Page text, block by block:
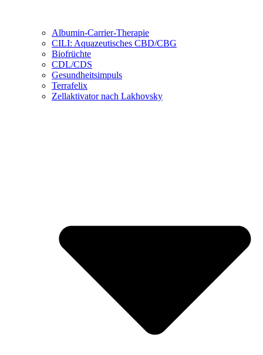
Albumin-Carrier-Therapie
CILI: Aquazeutisches CBD/CBG
Biofrüchte
CDL/CDS
Gesundheitsimpuls
Terrafelix
Zellaktivator nach Lakhovsky